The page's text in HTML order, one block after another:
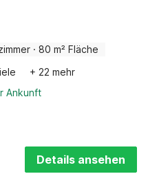
· 80 m² Fläche
+ 22 mehr
Ankunft
Details ansehen